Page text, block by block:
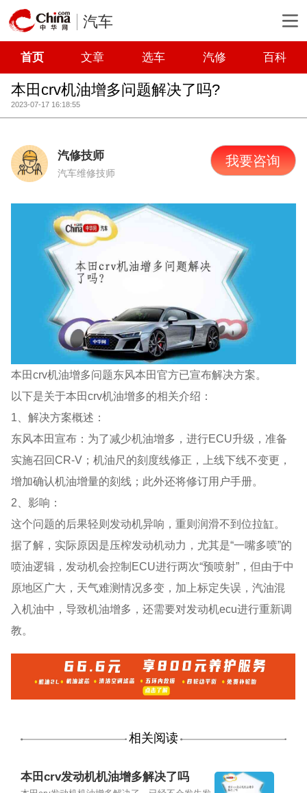
汽车
首页 文章 选车 汽修 百科
本田crv机油增多问题解决了吗?
2023-07-17 16:18:55
汽修技师
汽车维修技师
我要咨询
本田crv机油增多问题东风本田官方已宣布解决方案。
以下是关于本田crv机油增多的相关介绍：
1、解决方案概述：
东风本田宣布：为了减少机油增多，进行ECU升级，准备
实施召回CR-V；机油尺的刻度线修正，上线下线不变更，
增加确认机油增量的刻线；此外还将修订用户手册。
2、影响：
这个问题的后果轻则发动机异响，重则润滑不到位拉缸。
据了解，实际原因是压榨发动机动力，尤其是“一嘴多喷”的
喷油逻辑，发动机会控制ECU进行两次“预喷射”，但由于中
原地区广大，天气难测情况多变，加上标定失误，汽油混
入机油中，导致机油增多，还需要对发动机ecu进行重新调
教。
相关阅读
本田crv发动机机油增多解决了吗